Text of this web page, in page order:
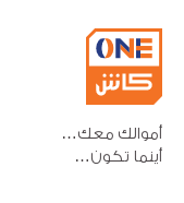
أموالك معك…
أينما تكون…